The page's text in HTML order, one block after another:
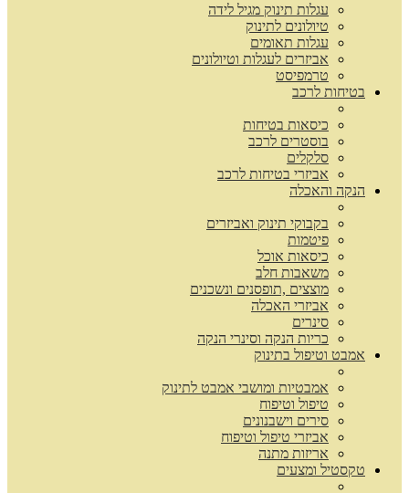
עגלות תינוק מגיל לידה
טיולונים לתינוק
עגלות תאומים
אביזרים לעגלות וטיולונים
טרמפיסט
בטיחות לרכב
כיסאות בטיחות
בוסטרים לרכב
סלקלים
אביזרי בטיחות לרכב
הנקה והאכלה
בקבוקי תינוק ואביזרים
פיטמות
כיסאות אוכל
משאבות חלב
מוצצים ,תופסנים ונשכנים
אביזרי האכלה
סינרים
כריות הנקה וסינרי הנקה
אמבט וטיפול בתינוק
אמבטיות ומושבי אמבט לתינוק
טיפול וטיפוח
סירים וישבנונים
אביזרי טיפול וטיפוח
אריזות מתנה
טקסטיל ומצעים